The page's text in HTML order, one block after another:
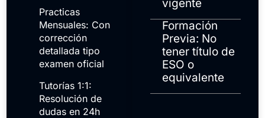
Practicas
Mensuales: Con
corrección
detallada tipo
examen oficial
Tutorías 1:1:
Resolución de
dudas en 24h
vigente
Formación
Previa: No
tener título de
ESO o
equivalente